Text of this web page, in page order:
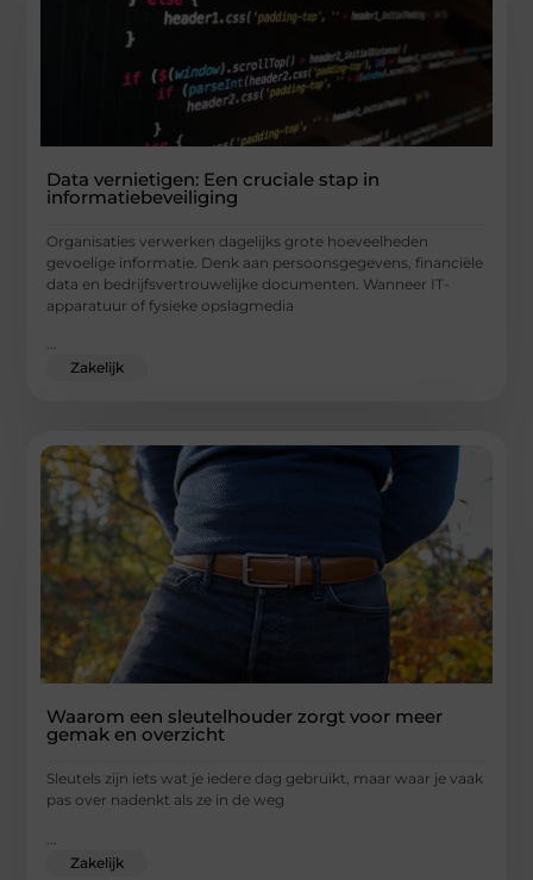
Data vernietigen: Een cruciale stap in
informatiebeveiliging
Organisaties verwerken dagelijks grote hoeveelheden
gevoelige informatie. Denk aan persoonsgegevens, financiële
data en bedrijfsvertrouwelijke documenten. Wanneer IT-
apparatuur of fysieke opslagmedia
...
Zakelijk
Waarom een sleutelhouder zorgt voor meer
gemak en overzicht
Sleutels zijn iets wat je iedere dag gebruikt, maar waar je vaak
pas over nadenkt als ze in de weg
Zakelijk